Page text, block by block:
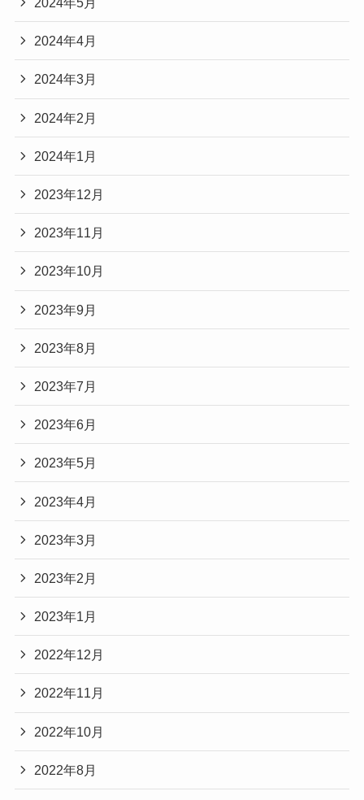
2024年4月
2024年3月
2024年2月
2024年1月
2023年12月
2023年11月
2023年10月
2023年9月
2023年8月
2023年7月
2023年6月
2023年5月
2023年4月
2023年3月
2023年2月
2023年1月
2022年12月
2022年11月
2022年10月
2022年8月